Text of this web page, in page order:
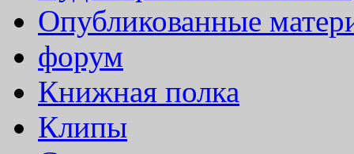
Опубликованные
форум
Книжная полка
Клипы